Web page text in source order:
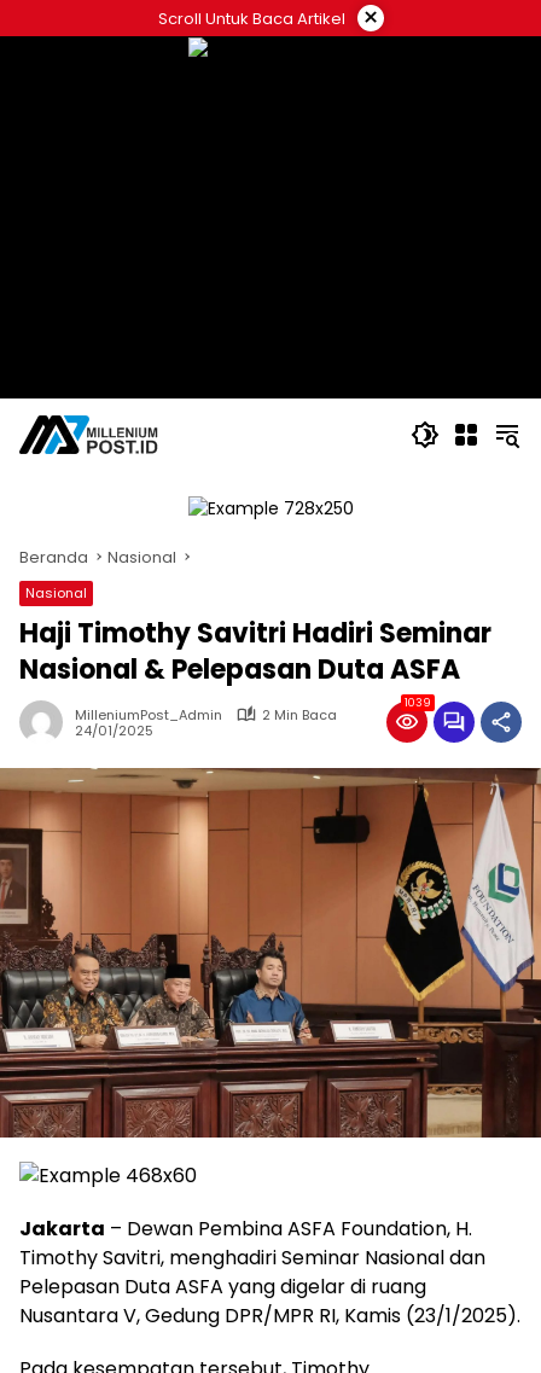
ke
Scroll Untuk Baca Artikel ×
Beranda Nasional
Nasional
Haji Timothy Savitri Hadiri Seminar
Nasional & Pelepasan Duta ASFA
MilleniumPost_Admin
2 Min Baca
24/01/2025
1039
Jakarta – Dewan Pembina ASFA Foundation, H.
Timothy Savitri, menghadiri Seminar Nasional dan
Pelepasan Duta ASFA yang digelar di ruang
Nusantara V, Gedung DPR/MPR RI, Kamis (23/1/2025).